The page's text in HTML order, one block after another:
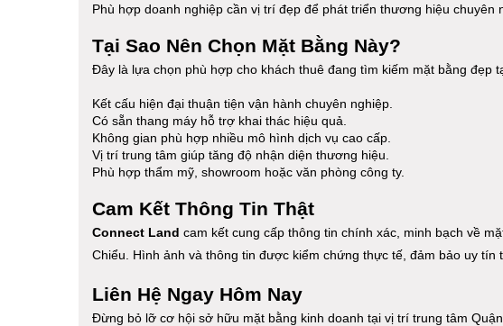
Phù hợp doanh nghiệp cần vị trí đẹp để phát triển thương hiệu chuyên
Tại Sao Nên Chọn Mặt Bằng Này?
Đây là lựa chọn phù hợp cho khách thuê đang tìm kiếm mặt bằng đẹp
Kết cấu hiện đại thuận tiện vận hành chuyên nghiệp.
Có sẵn thang máy hỗ trợ khai thác hiệu quả.
Không gian phù hợp nhiều mô hình dịch vụ cao cấp.
Vị trí trung tâm giúp tăng độ nhận diện thương hiệu.
Phù hợp thẩm mỹ, showroom hoặc văn phòng công ty.
Cam Kết Thông Tin Thật
Connect Land cam kết cung cấp thông tin chính xác, minh bạch về
Chiểu. Hình ảnh và thông tin được kiểm chứng thực tế, đảm bảo uy tín
Liên Hệ Ngay Hôm Nay
Đừng bỏ lỡ cơ hội sở hữu mặt bằng kinh doanh tại vị trí trung tâm